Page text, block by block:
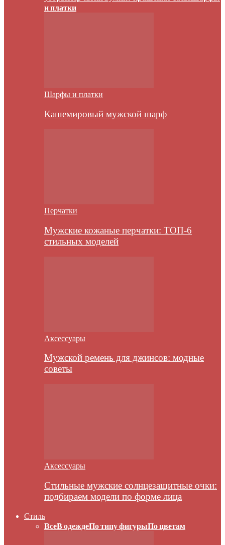
и платки
Шарфы и платки
Кашемировый мужской шарф
Перчатки
Мужские кожаные перчатки: ТОП-6
стильных моделей
Аксессуары
Мужской ремень для джинсов: модные
советы
Аксессуары
Стильные мужские солнцезащитные очки:
подбираем модели по форме лица
Стиль
ВсеВ одеждеПо типу фигурыПо цветам